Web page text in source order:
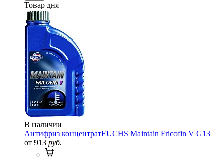
Товар дня
В наличии
Антифриз концентратFUCHS Maintain Fricofin V G13
от 913 руб.